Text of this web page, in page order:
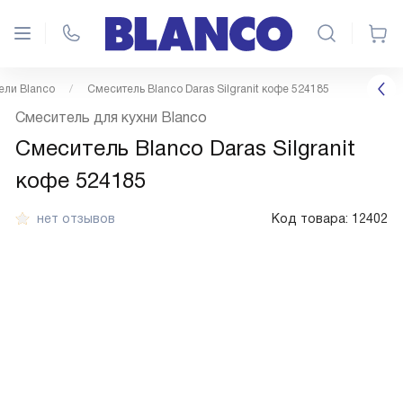
Blanco Смеситель Blanco Daras Silgranit кофе 524185
нет отзывов Код товара: 12402
Смеситель для кухни Blanco
Смеситель Blanco Daras Silgranit
кофе 524185